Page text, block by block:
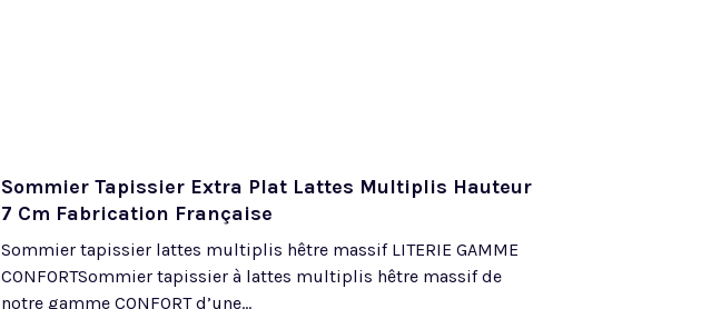
Sommier Tapissier Extra Plat Lattes Multiplis Hauteur
7 Cm Fabrication Française
Sommier tapissier lattes multiplis hêtre massif LITERIE GAMME
CONFORTSommier tapissier à lattes multiplis hêtre massif de
notre gamme CONFORT d’une...